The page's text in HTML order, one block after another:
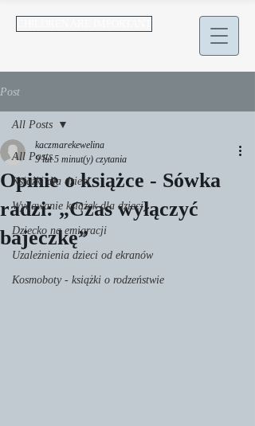
Post
All Posts
Książki dla dzieci
Wydawanie książek dla dzieci
Dziecko na emigracji
Uzależnienia dzieci od ekranów
Kosmoboty - książki o rodzeństwie
All Posts
Opinie o książce - Sówka
radzi: „Czas wyłączyć
bajeczkę”
kaczmarekewelina
9 lut 5 minut(y) czytania